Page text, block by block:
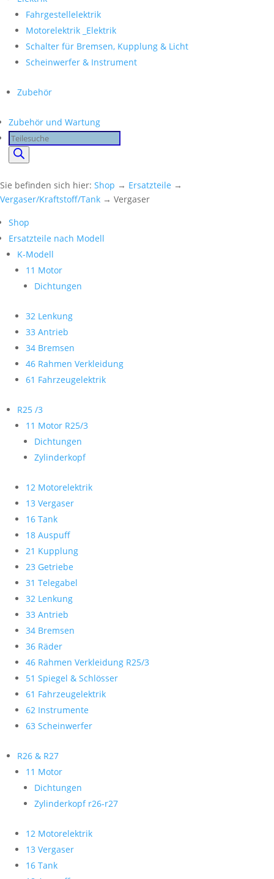
Fahrgestellelektrik
Motorelektrik _Elektrik
Schalter für Bremsen, Kupplung & Licht
Scheinwerfer & Instrument
Zubehör
Zubehör und Wartung
Products
search
Sie befinden sich hier: Shop → Ersatzteile →
Vergaser/Kraftstoff/Tank → Vergaser
Shop
Ersatzteile nach Modell
K-Modell
11 Motor
Dichtungen
32 Lenkung
33 Antrieb
34 Bremsen
46 Rahmen Verkleidung
61 Fahrzeugelektrik
R25 /3
11 Motor R25/3
Dichtungen
Zylinderkopf
12 Motorelektrik
13 Vergaser
16 Tank
18 Auspuff
21 Kupplung
23 Getriebe
31 Telegabel
32 Lenkung
33 Antrieb
34 Bremsen
36 Räder
46 Rahmen Verkleidung R25/3
51 Spiegel & Schlösser
61 Fahrzeugelektrik
62 Instrumente
63 Scheinwerfer
R26 & R27
11 Motor
Dichtungen
Zylinderkopf r26-r27
12 Motorelektrik
13 Vergaser
16 Tank